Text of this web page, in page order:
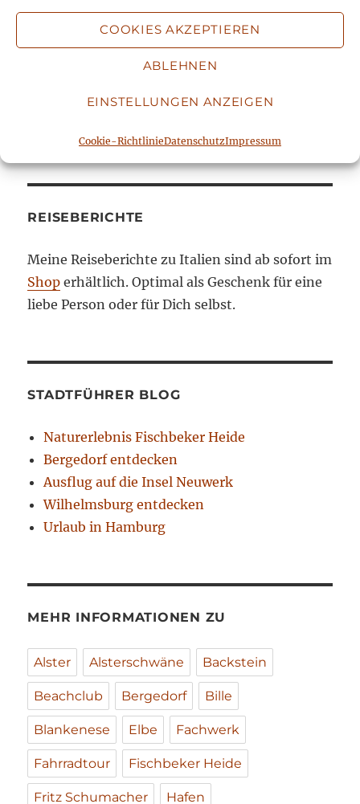
COOKIES AKZEPTIEREN
ABLEHNEN
EINSTELLUNGEN ANZEIGEN
Cookie-RichtlinieDatenschutzImpressum
Amburgo. Informationen zur Protokollierung
der Anmeldung, dem Versand, der statistischen
Auswertung und Abbestellmöglichkeiten
Deiner Anmeldung stimmst Du diesen
REISEBERICHTE
Meine Reiseberichte zu Italien sind ab sofort im
Shop erhältlich. Optimal als Geschenk für eine
liebe Person oder für Dich selbst.
STADTFÜHRER BLOG
Naturerlebnis Fischbeker Heide
Bergedorf entdecken
Ausflug auf die Insel Neuwerk
Wilhelmsburg entdecken
Urlaub in Hamburg
MEHR INFORMATIONEN ZU
Alster Alsterschwäne Backstein
Beachclub Bergedorf Bille
Blankenese Elbe Fachwerk
Fahrradtour Fischbeker Heide
Fritz Schumacher Hafen